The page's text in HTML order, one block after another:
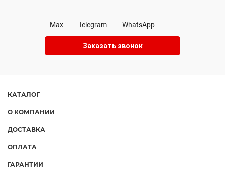
Max Telegram WhatsApp
Заказать звонок
КАТАЛОГ
О КОМПАНИИ
ДОСТАВКА
ОПЛАТА
ГАРАНТИИ